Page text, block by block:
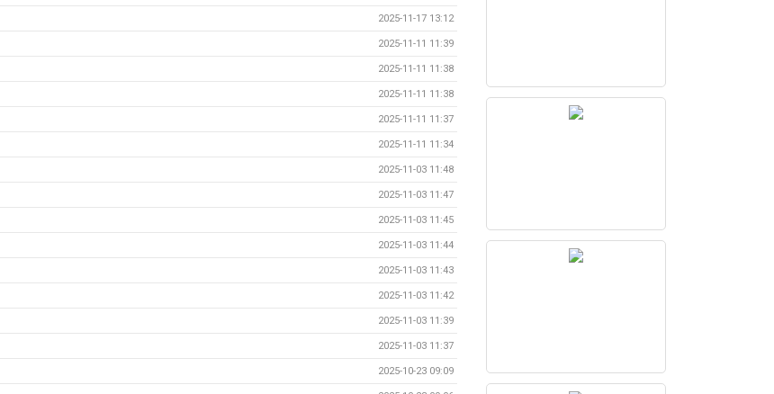
2025-11-17 13:12
2025-11-11 11:39
2025-11-11 11:38
2025-11-11 11:38
2025-11-11 11:37
2025-11-11 11:34
2025-11-03 11:48
2025-11-03 11:47
2025-11-03 11:45
2025-11-03 11:44
2025-11-03 11:43
2025-11-03 11:42
2025-11-03 11:39
2025-11-03 11:37
2025-10-23 09:09